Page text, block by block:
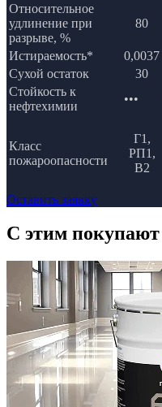
Относительное
удлинение при
разрыве, %
80
Истираемость* 0,0037
Сухой остаток
30
Стойкость к
нефтехимии
•••
Класс
пожароопасности
Г1,
РП1,
В2
Оставить заявку
C этим покупают